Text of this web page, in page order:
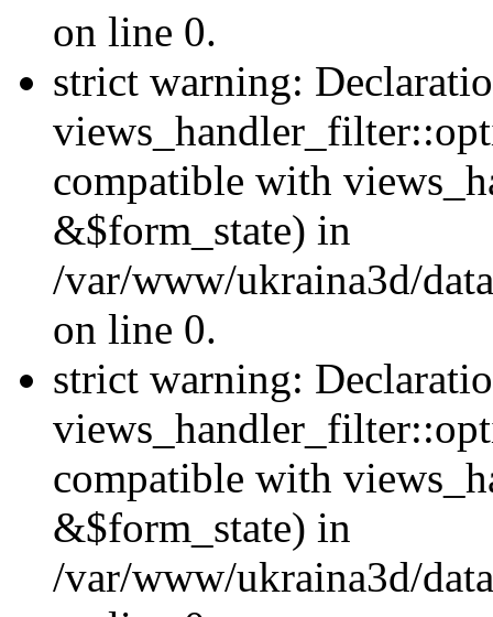
on line 0.
strict warning:
compatible with
&$form_state) in
/var/www/ukraina3d/
on line 0.
strict warning:
compatible with
&$form_state) in
/var/www/ukraina3d/